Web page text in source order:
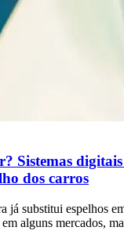
Sistemas
dos carros
já substitui espelhos
alguns mercados,